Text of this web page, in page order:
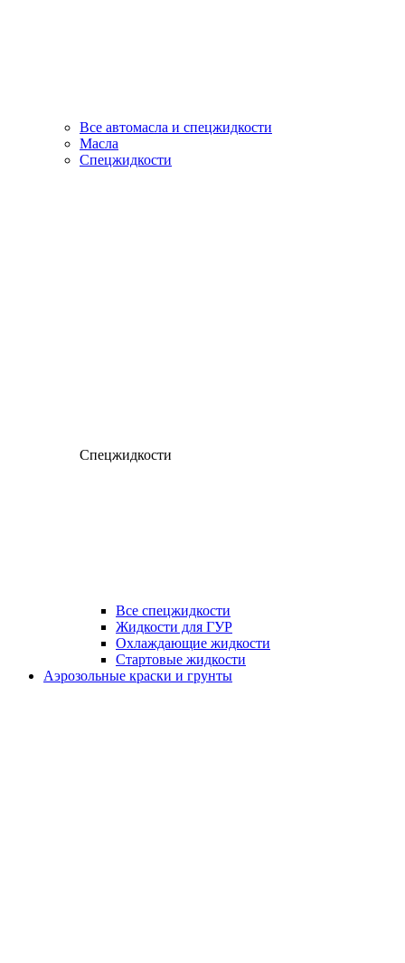
Все автомасла и спецжидкости
Масла
Спецжидкости
Спецжидкости
Все спецжидкости
Жидкости для ГУР
Охлаждающие жидкости
Стартовые жидкости
Аэрозольные краски и грунты